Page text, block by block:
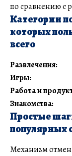
по сравнению с
Категории
которых
всего
Развлечения:
Игры:
Работа и
Знакомства:
Простые
популярных
Механизм